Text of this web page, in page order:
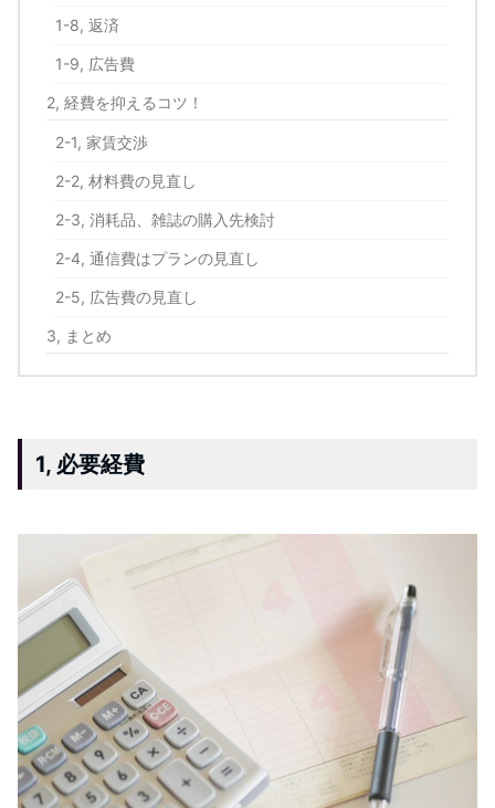
1-8, 返済
1-9, 広告費
2, 経費を抑えるコツ！
2-1, 家賃交渉
2-2, 材料費の見直し
2-3, 消耗品、雑誌の購入先検討
2-4, 通信費はプランの見直し
2-5, 広告費の見直し
3, まとめ
1, 必要経費